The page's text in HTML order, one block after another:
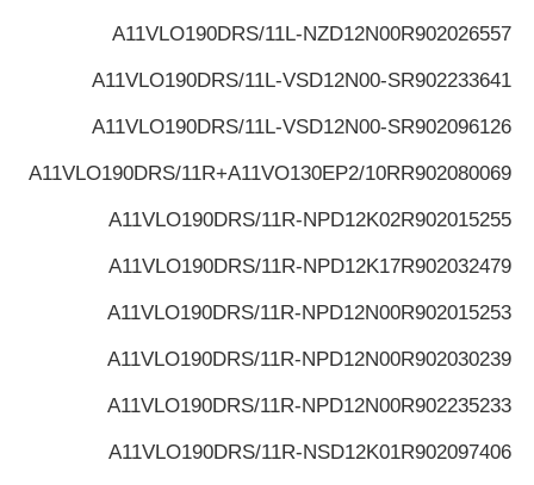
R902026557
A11VLO190DRS/11L-NZD12N00
R902233641
A11VLO190DRS/11L-VSD12N00-S
R902096126
A11VLO190DRS/11L-VSD12N00-S
R902080069
A11VLO190DRS/11R+A11VO130EP2/10R
R902015255
A11VLO190DRS/11R-NPD12K02
R902032479
A11VLO190DRS/11R-NPD12K17
R902015253
A11VLO190DRS/11R-NPD12N00
R902030239
A11VLO190DRS/11R-NPD12N00
R902235233
A11VLO190DRS/11R-NPD12N00
R902097406
A11VLO190DRS/11R-NSD12K01